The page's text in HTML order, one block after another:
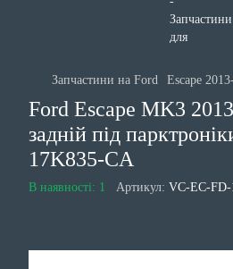
Запчастини на Ford Escape
Ford Escape MK3
задній під
17K835-CA
В наявності: 1 Артикул: VC-EC-FD-